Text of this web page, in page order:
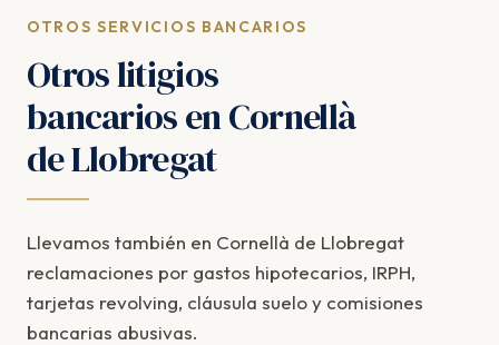
OTROS SERVICIOS BANCARIOS
Otros litigios
bancarios en Cornellà
de Llobregat
Llevamos también en Cornellà de Llobregat
reclamaciones por gastos hipotecarios, IRPH,
tarjetas revolving, cláusula suelo y comisiones
bancarias abusivas.